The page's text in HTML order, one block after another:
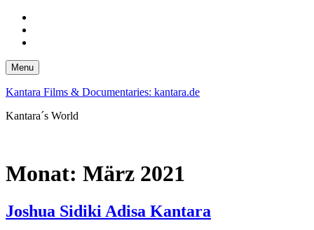
content
footer
Menu
Kantara Films & Documentaries: kantara.de
Kantara´s World
Monat: März 2021
Joshua Sidiki Adisa Kantara